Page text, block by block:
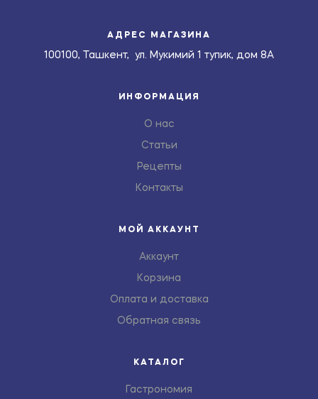
АДРЕС МАГАЗИНА
100100, Ташкент, ул. Мукимий 1 тупик, дом 8А
ИНФОРМАЦИЯ
О нас
Статьи
Рецепты
Контакты
МОЙ АККАУНТ
Аккаунт
Корзина
Оплата и доставка
Обратная связь
КАТАЛОГ
Гастрономия